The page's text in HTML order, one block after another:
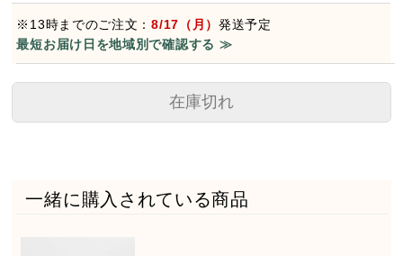
※13時までのご注文：8/17（月）発送予定
最短お届け日を地域別で確認する ≫
在庫切れ
一緒に購入されている商品